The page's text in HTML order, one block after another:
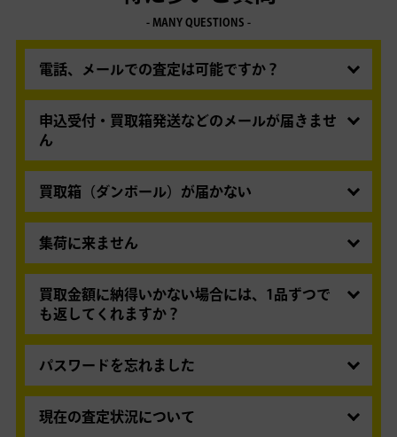
- MANY QUESTIONS -
電話、メールでの査定は可能ですか？
電話・メールでの事前のお見積りは行っておりま
せん。商品をお送りいただき買取金額をご案内い
たします。
査定料・送料は無料で、ご満足いただけなかった
場合の返送料も無料です。
申込受付・買取箱発送などのメールが届きませ
ん
迷惑メールとして誤って判断された可能性があり
ます。まずは迷惑メールフォルダにメールが届い
ていないかご確認ください。
届いていない場合は、メールアドレスの入力ミス
ムよりご照会願います。
登録メールをチェックされる方はこちら
迷惑メール設定の解除方法はこちら
現在、「ドコモ」「au」「SoftBank」など携帯電
話キャリアのメールを利用されている方を中心
に、弊社からのメールが届かないとのお問い合わ
買取箱（ダンボール）が届かない
通常の宅配便ですので、まずは配送業者まで直接
お問い合わせください。
■佐川急便 名古屋南営業所
電話： 0562-44-1140
受付時間：8:00～19:00（年中無休）
さい。
お問い合わせの際に必要となる荷物送り状番号は、買取箱
発送のご案内メール内もしくはマイページにてご確認いただ
けます。
集荷に来ません
弊社担当の佐川急便 名古屋南営業所まで直接、お
問い合わせいただきますとスムーズです。オペレ
ーターの方へ「買取王子の件で」と、ご用件お伝
えください。
■佐川急便 名古屋南営業所
受付時間：8:00～19:00（年中無休）
送り状番号は、メールもしくはマイページにてご確認いた
買取金額に納得いかない場合には、1品ずつで
も返してくれますか？
お送りいただいたすべての商品の返却となり、一
部商品の返却はできません。返送料は弊社にて負
担いたします。
お申込時に「買取の査定後、すぐにお支払い（自
パスワードを忘れました
パスワード再発行ページより再発行いただけま
す。
現在の査定状況について